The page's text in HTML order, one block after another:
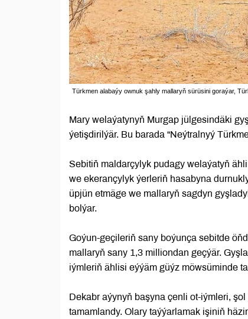
Türkmen alabaýy ownuk şahly mallaryň sürüsini goraýar,
Mary welaýatynyň Murgap jülgesindäki
ýetişdirilýär. Bu barada “Neýtralnyý
Sebitiň maldarçylyk pudagy welaýatyň
we ekerançylyk ýerleriň hasabyna
üpjün etmäge we mallaryň sagdyn
bolýar.
Goýun-geçileriň sany boýunça sebitde
mallaryň sany 1,3 milliondan geçýär.
iýmleriň ählisi eýýäm güýz möwsüminde
Dekabr aýynyň başyna çenli ot-iýmleri,
tamamlandy. Olary taýýarlamak işiniň